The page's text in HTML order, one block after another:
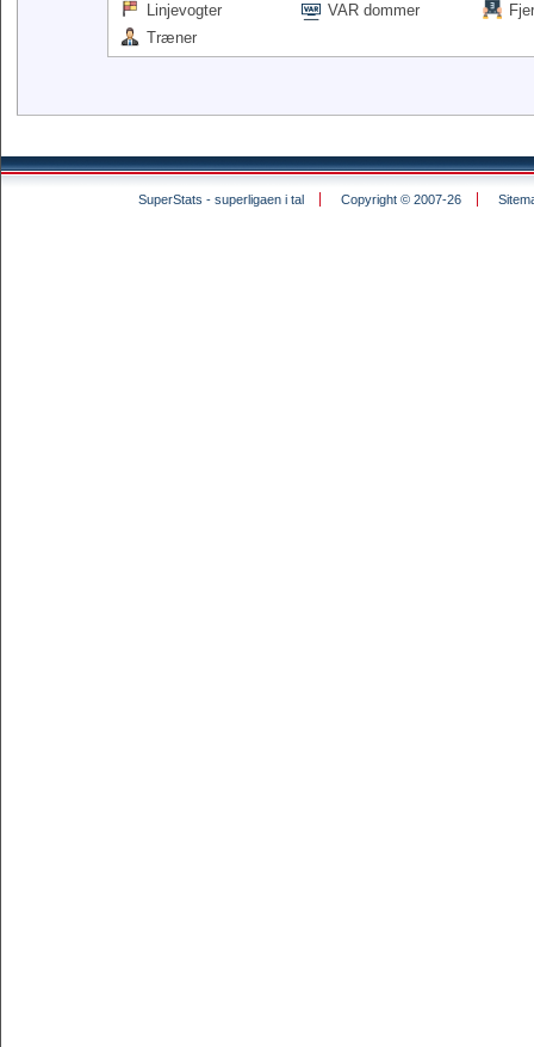
Linjevogter
VAR dommer
Træner
SuperStats - superligaen i tal Copyright © 2007-26